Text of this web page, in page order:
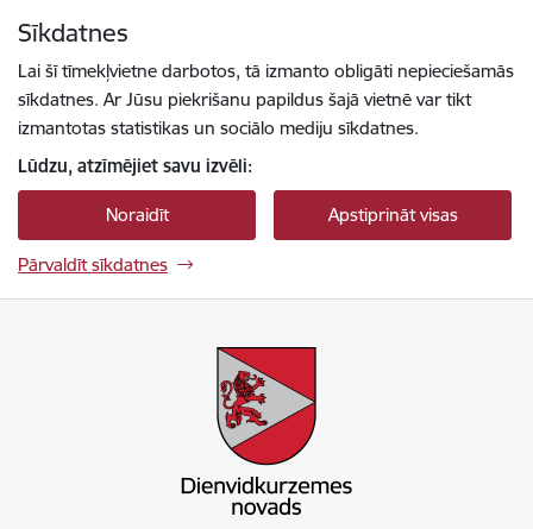
Sīkdatnes
Lai šī tīmekļvietne darbotos, tā izmanto obligāti nepieciešamās
sīkdatnes. Ar Jūsu piekrišanu papildus šajā vietnē var tikt
izmantotas statistikas un sociālo mediju sīkdatnes.
Lūdzu, atzīmējiet savu izvēli:
Noraidīt Apstiprināt visas
Pārvaldīt sīkdatnes